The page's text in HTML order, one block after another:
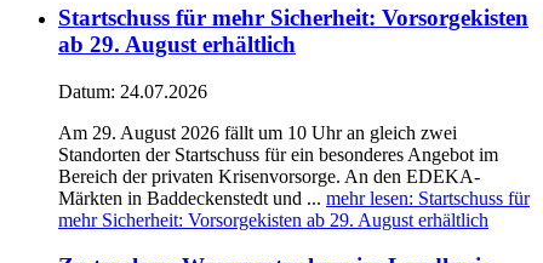
Startschuss für mehr Sicherheit: Vorsorgekisten
ab 29. August erhältlich
Datum: 24.07.2026
Am 29. August 2026 fällt um 10 Uhr an gleich zwei
Standorten der Startschuss für ein besonderes Angebot im
Bereich der privaten Krisenvorsorge. An den EDEKA-
Märkten in Baddeckenstedt und ... mehr lesen: Startschuss für
mehr Sicherheit: Vorsorgekisten ab 29. August erhältlich